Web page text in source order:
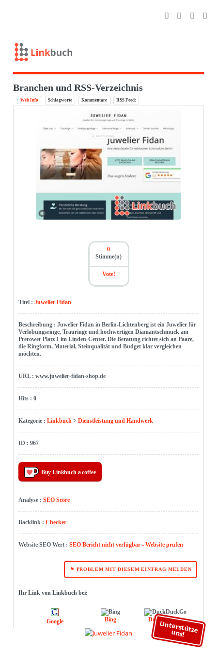
Unterstütze
uns!
Branchen und RSS-Verzeichnis
Web Info Schlagworte Kommentare RSS Feed:
0
Stimme(n)
Vote!
Titel : Juwelier Fidan
Beschreibung : Juwelier Fidan in Berlin-Lichtenberg ist ein Juwelier für
Verlobungsringe, Trauringe und hochwertigen Diamantschmuck am
Prerower Platz 1 im Linden-Center. Die Beratung richtet sich an Paare,
die Ringform, Material, Steinqualität und Budget klar vergleichen
möchten.
URL : www.juwelier-fidan-shop.de
Hits : 0
Kategorie : Linkbuch> Dienstleistung und Handwerk
ID : 967
Buy Linkbuch a coffee
Analyse : SEO Score
Backlink : Checker
Website SEO Wert : SEO Bericht nicht verfügbar - Website prüfen
⚑ PROBLEM MIT DIESEM EINTRAG MELDEN
Ihr Link von Linkbuch bei:
Google Bing DuckDuckGo